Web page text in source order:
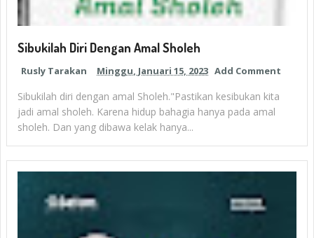
Sibukilah Diri Dengan Amal Sholeh
Rusly Tarakan Minggu, Januari 15, 2023 Add Comment
Sibukilah diri dengan amal Sholeh."Pastikan kesibukan kita
jadi amal sholeh. Karena hidup bahagia hanya pada amal
sholeh. Dan yang dibawa kelak hanya...